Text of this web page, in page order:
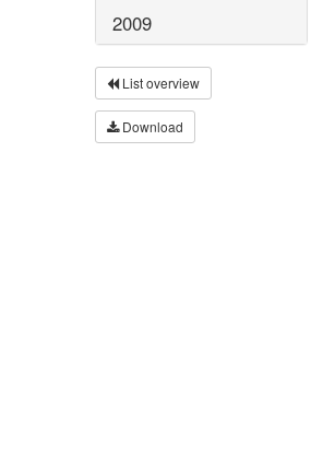
2009
List overview
Download